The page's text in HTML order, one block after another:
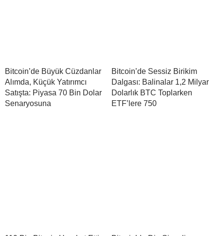
Bitcoin’de Büyük Cüzdanlar
Alımda, Küçük Yatırımcı
Satışta: Piyasa 70 Bin Dolar
Senaryosuna
Bitcoin’de Sessiz Birikim
Dalgası: Balinalar 1,2 Milyar
Dolarlık BTC Toplarken
ETF’lere 750